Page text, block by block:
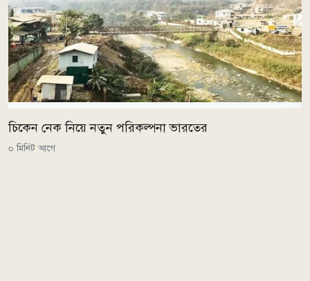
চিকেন নেক নিয়ে নতুন পরিকল্পনা ভারতের
০ মিনিট আগে